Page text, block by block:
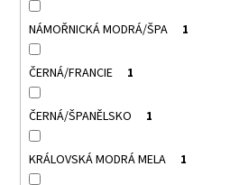
NÁMOŘNICKÁ MODRÁ/ŠPA 1
ČERNÁ/FRANCIE 1
ČERNÁ/ŠPANĚLSKO 1
KRÁLOVSKÁ MODRÁ MELA 1